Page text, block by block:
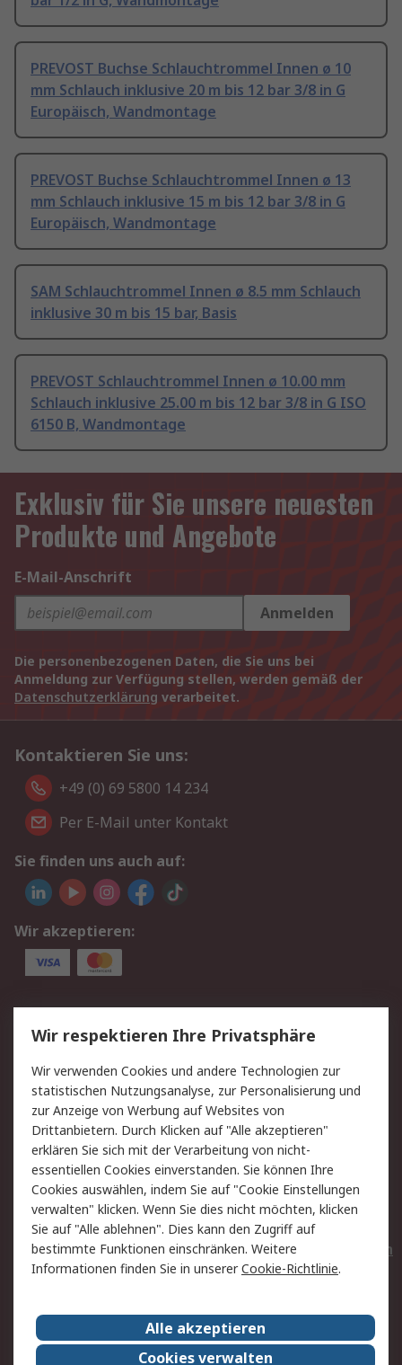
PREVOST Buchse Schlauchtrommel Innen ø 10
mm Schlauch inklusive 20 m bis 12 bar 3/8 in G
Europäisch, Wandmontage
PREVOST Buchse Schlauchtrommel Innen ø 13
mm Schlauch inklusive 15 m bis 12 bar 3/8 in G
Europäisch, Wandmontage
SAM Schlauchtrommel Innen ø 8.5 mm Schlauch
inklusive 30 m bis 15 bar, Basis
PREVOST Schlauchtrommel Innen ø 10.00 mm
Schlauch inklusive 25.00 m bis 12 bar 3/8 in G ISO
6150 B, Wandmontage
Exklusiv für Sie unsere neuesten
Produkte und Angebote
E-Mail-Anschrift
Anmelden
Die personenbezogenen Daten, die Sie uns bei
Anmeldung zur Verfügung stellen, werden gemäß der
Datenschutzerklärung verarbeitet.
Kontaktieren Sie uns:
+49 (0) 69 5800 14 234
Per E-Mail unter Kontakt
Sie finden uns auch auf:
Wir akzeptieren:
Service
Value Added Services
Lieferlösungen
Rücksendungen
Kontakt
Hilfe
Privatkunden
Rechtliches
AGB
Datenschutz
Cookie-Richtlinie
Zahlungsbedingungen
Copyright/Impressum
Entsorgung
Elektrogeräte/Batterien
RS weltweit
Karriere bei RS
Nachhaltigkeit
Wir respektieren Ihre Privatsphäre
Wir verwenden Cookies und andere Technologien zur
statistischen Nutzungsanalyse, zur Personalisierung und
zur Anzeige von Werbung auf Websites von
Drittanbietern. Durch Klicken auf "Alle akzeptieren"
erklären Sie sich mit der Verarbeitung von nicht-
essentiellen Cookies einverstanden. Sie können Ihre
Cookies auswählen, indem Sie auf "Cookie Einstellungen
verwalten" klicken. Wenn Sie dies nicht möchten, klicken
Sie auf "Alle ablehnen". Dies kann den Zugriff auf
bestimmte Funktionen einschränken. Weitere
Informationen finden Sie in unsererCookie-Richtlinie.
Alle akzeptieren
Cookies verwalten